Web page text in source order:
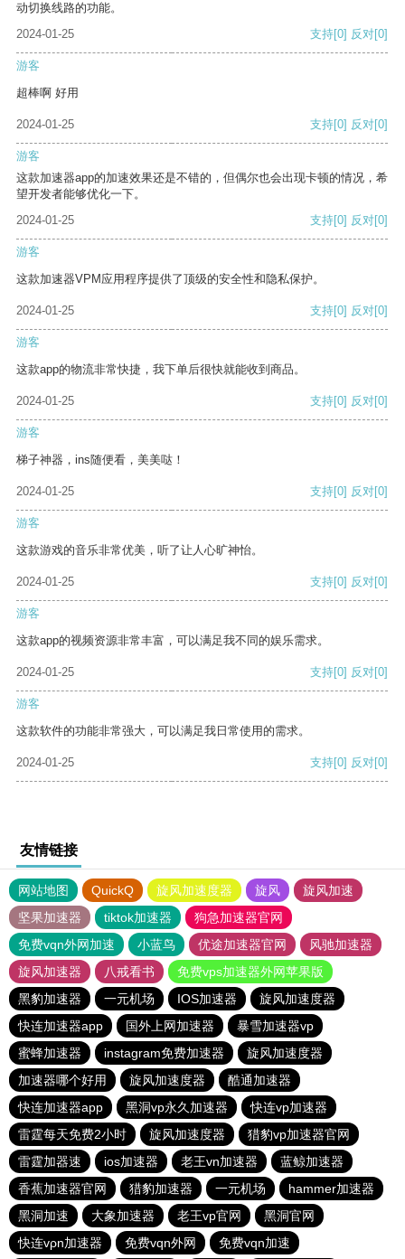
动切换线路的功能。
2024-01-25
支持[0] 反对[0]
游客
超棒啊 好用
2024-01-25 支持[0] 反对[0]
游客
这款加速器app的加速效果还是不错的，但偶尔也会出现卡顿的情况，希
望开发者能够优化一下。
2024-01-25
支持[0] 反对[0]
游客
这款加速器VPM应用程序提供了顶级的安全性和隐私保护。
2024-01-25 支持[0] 反对[0]
游客
这款app的物流非常快捷，我下单后很快就能收到商品。
2024-01-25 支持[0] 反对[0]
游客
梯子神器，ins随便看，美美哒！
2024-01-25 支持[0] 反对[0]
游客
这款游戏的音乐非常优美，听了让人心旷神怡。
2024-01-25 支持[0] 反对[0]
游客
这款app的视频资源非常丰富，可以满足我不同的娱乐需求。
2024-01-25 支持[0] 反对[0]
游客
这款软件的功能非常强大，可以满足我日常使用的需求。
2024-01-25 支持[0] 反对[0]
友情链接
网站地图 QuickQ 旋风加速度器 旋风
旋风加速
坚果加速器
tiktok加速器
狗急加速器官网
免费vqn外网加速
小蓝鸟 优途加速器官网
风驰加速器
旋风加速器
八戒看书
免费vps加速器外网苹果版
黑豹加速器
一元机场 IOS加速器
旋风加速度器
快连加速器app
国外上网加速器
暴雪加速器vp
蜜蜂加速器
instagram免费加速器
旋风加速度器
加速器哪个好用
旋风加速度器
酷通加速器
快连加速器app
黑洞vp永久加速器
快连vp加速器
雷霆每天免费2小时
旋风加速度器
猎豹vp加速器官网
雷霆加器速
ios加速器 老王vn加速器
蓝鲸加速器
香蕉加速器官网
猎豹加速器 一元机场
hammer加速器
黑洞加速
大象加速器 老王vp官网
黑洞官网
快连vρn加速器
免费vqn外网 免费vqn加速